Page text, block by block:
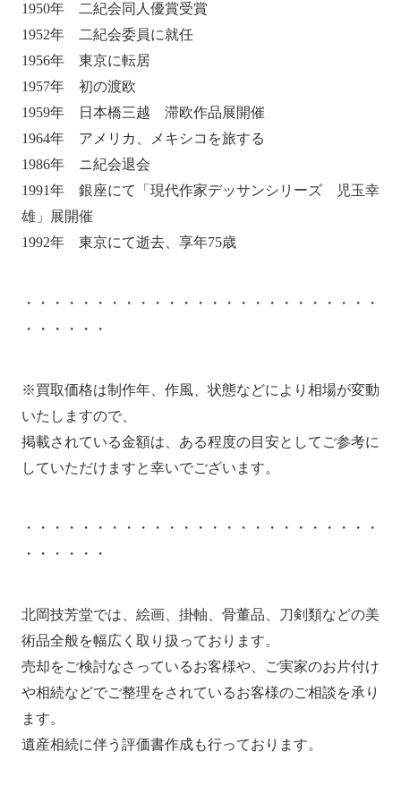
1950年 二紀会同人優賞受賞
1952年 二紀会委員に就任
1956年 東京に転居
1957年 初の渡欧
1959年 日本橋三越 滞欧作品展開催
1964年 アメリカ、メキシコを旅する
1986年 ニ紀会退会
1991年 銀座にて「現代作家デッサンシリーズ 児玉幸
雄」展開催
1992年 東京にて逝去、享年75歳
・・・・・・・・・・・・・・・・・・・・・・・・・
・・・・・・
※買取価格は制作年、作風、状態などにより相場が変動
いたしますので、
掲載されている金額は、ある程度の目安としてご参考に
していただけますと幸いでございます。
・・・・・・・・・・・・・・・・・・・・・・・・・
・・・・・・
北岡技芳堂では、絵画、掛軸、骨董品、刀剣類などの美
術品全般を幅広く取り扱っております。
売却をご検討なさっているお客様や、ご実家のお片付け
や相続などでご整理をされているお客様のご相談を承り
ます。
遺産相続に伴う評価書作成も行っております。